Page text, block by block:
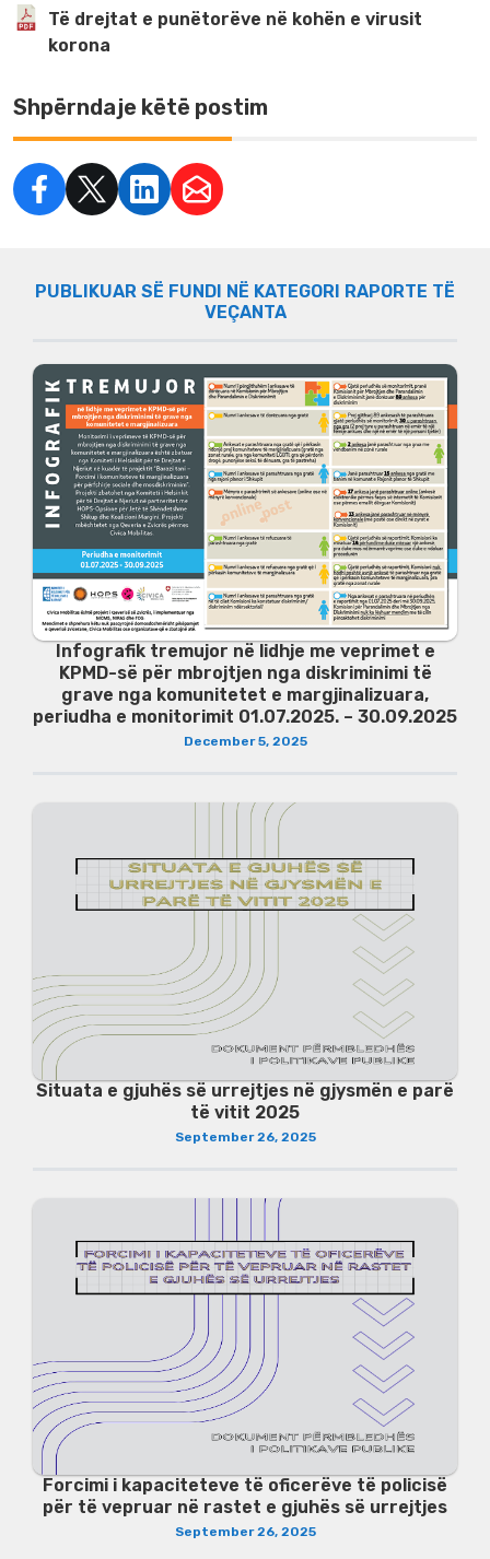
Të drejtat e punëtorëve në kohën e virusit
korona
Shpërndaje këtë postim
PUBLIKUAR SË FUNDI NË KATEGORI RAPORTE TË
VEÇANTA
Infografik tremujor në lidhje me veprimet e
KPMD-së për mbrojtjen nga diskriminimi të
grave nga komunitetet e margjinalizuara,
periudha e monitorimit 01.07.2025. – 30.09.2025
December 5, 2025
Situata e gjuhës së urrejtjes në gjysmën e parë
të vitit 2025
September 26, 2025
Forcimi i kapaciteteve të oficerëve të policisë
për të vepruar në rastet e gjuhës së urrejtjes
September 26, 2025